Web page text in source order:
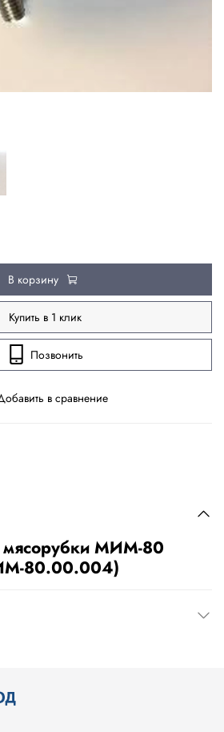
в сравнение
В корзину
Купить в 1 клик
Позвонить
мясорубки МИМ-80
80.00.004)